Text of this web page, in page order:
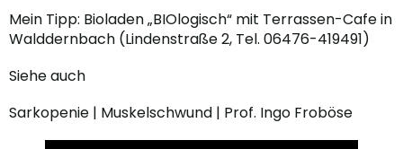
Mein Tipp: Bioladen „BIOlogisch“ mit Terrassen-Cafe in
Walddernbach (Lindenstraße 2, Tel. 06476-419491)
Siehe auch
Sarkopenie | Muskelschwund | Prof. Ingo Froböse